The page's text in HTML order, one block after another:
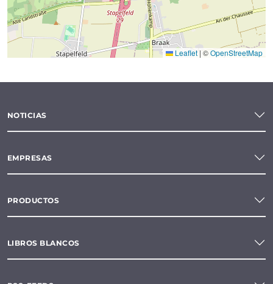
Leaflet | ©OpenStreetMap
NOTICIAS
EMPRESAS
PRODUCTOS
LIBROS BLANCOS